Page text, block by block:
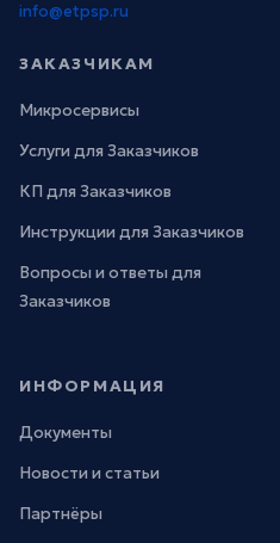
info@etpsp.ru
ЗАКАЗЧИКАМ
Микросервисы
Услуги для Заказчиков
КП для Заказчиков
Инструкции для Заказчиков
Вопросы и ответы для
Заказчиков
ИНФОРМАЦИЯ
Документы
Новости и статьи
Партнёры